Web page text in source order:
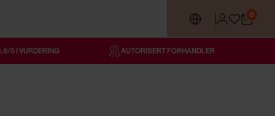
0
5 I VURDERING AUTORISERT FORHANDLER